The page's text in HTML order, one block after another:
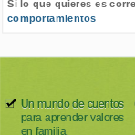
Si lo que quieres es
comportamientos
Un mundo de cuentos
para aprender valores
en familia.